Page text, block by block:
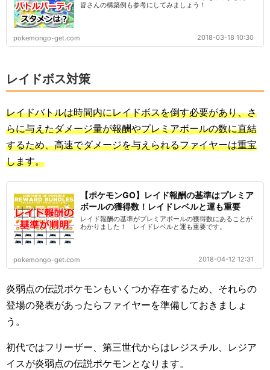
皆さんの構築例も参考にしてみましょう！
pokemongo-get.com 2018-03-18 10:30
レイドボス対策
レイドバトルは時間内にレイドボスを倒す必要があり、さ
らに与えたダメージ量が報酬やプレミアボールの数に直結
するため、高速でダメージを与えられるファイヤーは重宝
します。
【ポケモンGO】レイド報酬の基準はプレミア
ボールの獲得数！レイドレベルと運も重要
レイド報酬の基準がプレミアボールの獲得数にあることが
わかりました！ レイドレベルと運も重要です。
pokemongo-get.com 2018-04-12 12:31
炎弱点の伝説ポケモンもいくつか存在するため、それらの
登場の発表があったらファイヤーを準備しておきましょ
う。
初代ではフリーザー、第三世代からはレジスチル、レジア
イスが炎弱点の伝説ポケモンとなります。